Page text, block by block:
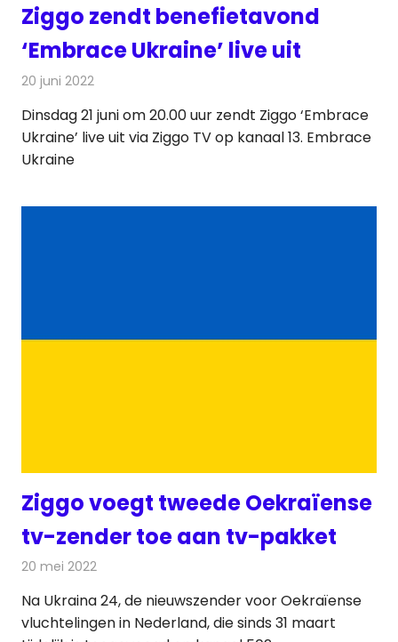
Ziggo zendt benefietavond
‘Embrace Ukraine’ live uit
20 juni 2022
Dinsdag 21 juni om 20.00 uur zendt Ziggo ‘Embrace
Ukraine’ live uit via Ziggo TV op kanaal 13. Embrace
Ukraine
Ziggo voegt tweede Oekraïense
tv-zender toe aan tv-pakket
20 mei 2022
Na Ukraina 24, de nieuwszender voor Oekraïense
vluchtelingen in Nederland, die sinds 31 maart